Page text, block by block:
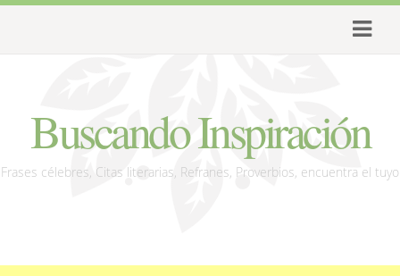
Buscando Inspiración
Frases célebres, Citas literarias, Refranes, Proverbios, encuentra el tuyo